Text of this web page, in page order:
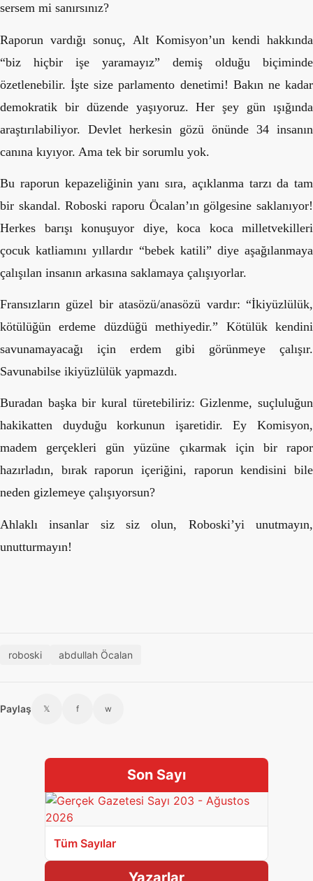
sersem mi sanırsınız?
Raporun vardığı sonuç, Alt Komisyon’un kendi hakkında
“biz hiçbir işe yaramayız” demiş olduğu biçiminde
özetlenebilir. İşte size parlamento denetimi! Bakın ne kadar
demokratik bir düzende yaşıyoruz. Her şey gün ışığında
araştırılabiliyor. Devlet herkesin gözü önünde 34 insanın
canına kıyıyor. Ama tek bir sorumlu yok.
Bu raporun kepazeliğinin yanı sıra, açıklanma tarzı da tam
bir skandal. Roboski raporu Öcalan’ın gölgesine saklanıyor!
Herkes barışı konuşuyor diye, koca koca milletvekilleri
çocuk katliamını yıllardır “bebek katili” diye aşağılanmaya
çalışılan insanın arkasına saklamaya çalışıyorlar.
Fransızların güzel bir atasözü/anasözü vardır: “İkiyüzlülük,
kötülüğün erdeme düzdüğü methiyedir.” Kötülük kendini
savunamayacağı için erdem gibi görünmeye çalışır.
Savunabilse ikiyüzlülük yapmazdı.
Buradan başka bir kural türetebiliriz: Gizlenme, suçluluğun
hakikatten duyduğu korkunun işaretidir. Ey Komisyon,
madem gerçekleri gün yüzüne çıkarmak için bir rapor
hazırladın, bırak raporun içeriğini, raporun kendisini bile
neden gizlemeye çalışıyorsun?
Ahlaklı insanlar siz siz olun, Roboski’yi unutmayın,
unutturmayın!
roboski abdullah Öcalan
Paylaş 𝕏 f w
Son Sayı
Tüm Sayılar
Yazarlar